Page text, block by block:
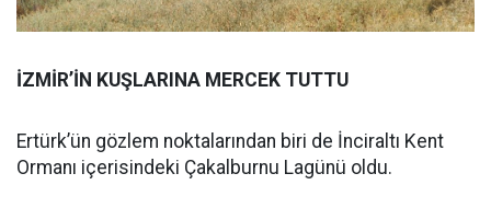
İZMİR’İN KUŞLARINA MERCEK TUTTU
Ertürk’ün gözlem noktalarından biri de İnciraltı Kent
Ormanı içerisindeki Çakalburnu Lagünü oldu.